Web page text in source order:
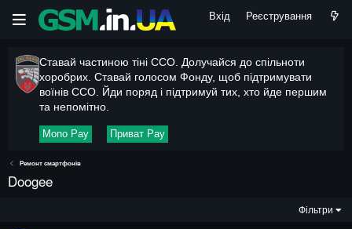
Вхід Реєстрування
Ставай частиною тіні ССО. Долучайся до спільноти
хоробрих. Ставай голосом Фонду, щоб підтримувати
воїнів ССО. Йди поряд і підтримуй тих, хто йде першим
та непомітно.
Mono Pay Приват Pay
Ремонт смартфонів
Doogee
Фільтри